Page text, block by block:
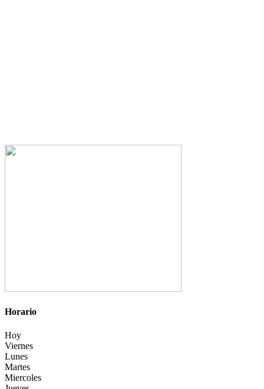
Horario
Hoy
Viernes
Lunes
Martes
Miercoles